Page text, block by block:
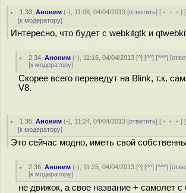
1.33 ,Аноним (-), 11:08, 04/04/2013 [ответить] [ ﹢﹢﹢] [
[к модератору]
Интересно, что будет с webkitgtk и
2.34 ,Аноним (-), 11:16, 04/04/2013 [^] [^^] [^^^] [
[к модератору]
Скорее всего переведут на Blink, т.к.
V8.
1.35 ,Аноним (-), 11:24, 04/04/2013 [ответить] [ ﹢﹢﹢] [
[к модератору]
Это сейчас модно, иметь свой
2.36 ,Аноним (-), 11:25, 04/04/2013 [^] [^^] [^^^] [
[к модератору]
не движок, а свое название + самолет